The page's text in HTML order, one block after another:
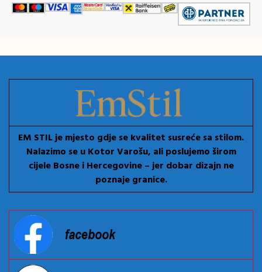
EM STIL je mjesto gdje se kvalitet susreće sa stilom.
Nalazimo se u Kotor Varošu, ali poslujemo širom
cijele Bosne i Hercegovine – jer dobar dizajn ne
poznaje granice.